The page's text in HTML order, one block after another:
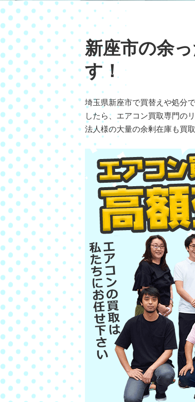
新座市の余
す！
埼玉県新座市で買替えや処分
したら、エアコン買取専門の
法人様の大量の余剰在庫も買